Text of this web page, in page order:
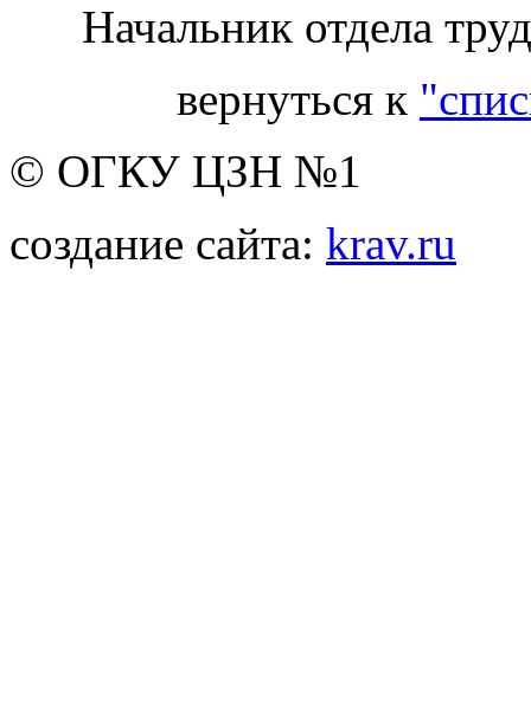
Начальник отдела
вернуться к
© ОГКУ ЦЗН №1
создание сайта: krav.ru